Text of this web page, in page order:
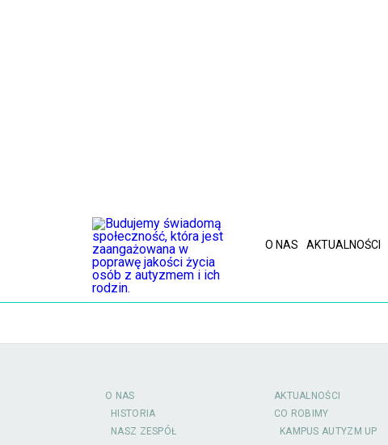
O NAS AKTUALNOŚCI
O NAS
HISTORIA
NASZ ZESPÓŁ
AKTUALNOŚCI
CO ROBIMY
KAMPUS AUTYZM UP